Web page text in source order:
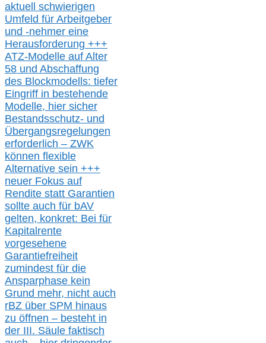
aktuell schwierigen
Umfeld für Arbeitgeber
und -nehmer eine
Herausforderung +++
ATZ-Modelle auf Alter
58 und Abschaffung
des Blockmodells: tiefer
Eingriff in bestehende
Modelle, hier sicher
Bestandsschutz- und
Übergangsregelungen
erforderlich – ZWK
können flexible
Alternative sein +++
neuer Fokus auf
Rendite statt Garantien
sollte auch für bAV
gelten, konkret: Bei für
Kapitalrente
vorgesehene
Garantiefreiheit
zumindest für die
Ansparphase kein
Grund mehr, nicht auch
rBZ über SPM hinaus
zu öffnen – besteht in
der III. Säule faktisch